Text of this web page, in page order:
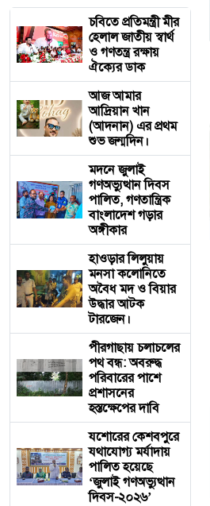
চবিতে প্রতিমন্ত্রী মীর
হেলাল জাতীয় স্বার্থ
ও গণতন্ত্র রক্ষায়
ঐক্যের ডাক
আজ আমার
আদ্রিয়ান খান
(আদনান) এর প্রথম
শুভ জন্মদিন।
মদনে জুলাই
গণঅভ্যুত্থান দিবস
পালিত, গণতান্ত্রিক
বাংলাদেশ গড়ার
অঙ্গীকার
হাওড়ার লিলুয়ায়
মনসা কলোনিতে
অবৈধ মদ ও বিয়ার
উদ্ধার আটক
টারজেন।
পীরগাছায় চলাচলের
পথ বন্ধ: অবরুদ্ধ
পরিবারের পাশে
প্রশাসনের
হস্তক্ষেপের দাবি
যশোরের কেশবপুরে
যথাযোগ্য মর্যাদায়
পালিত হয়েছে
‘জুলাই গণঅভ্যুত্থান
দিবস-২০২৬’